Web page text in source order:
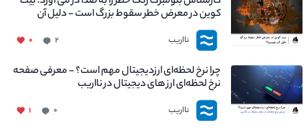
کوین در معرض خطر سقوط بزرگ است - دلیل آن
چیست؟
نااریب ۲ ۰
چرا نرخ لحظه‌ای ارزدیجیتال مهم است؟ - معرفی صفحه
نرخ لحظه‌ای ارز های دیجیتال در نااریب
نااریب ۰ ۱